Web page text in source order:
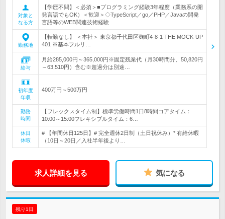
対象と
なる方
【学歴不問】＜必須＞■プログラミング経験3年程度（業務系の開
発言語でもOK）＜歓迎＞◇TypeScript／go／PHP／Javaの開発
言語等のWEB関連技術経験
勤務地
【転勤なし】 ＜本社＞ 東京都千代田区麹町4-8-1 THE MOCK-UP
401 ※基本フルリ…
給与
月給285,000円～365,000円※固定残業代（月30時間分、50,820円
～63,510円）含む※超過分は別途…
初年度
年収
400万円～500万円
勤務
時間
【フレックスタイム制】標準労働時間1日8時間コアタイム：
10:00～15:00フレキシブルタイム：6…
休日
休暇
# 【年間休日125日】# 完全週休2日制（土日祝休み）* 有給休暇
（10日～20日／入社半年後より…
求人詳細を見る 気になる
残り1日